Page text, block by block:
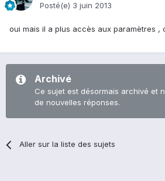
Posté(e) 3 juin 2013
oui mais il a plus accès aux paramètres ,
Archivé
Ce sujet est désormais archivé et
de nouvelles réponses.
Aller sur la liste des sujets